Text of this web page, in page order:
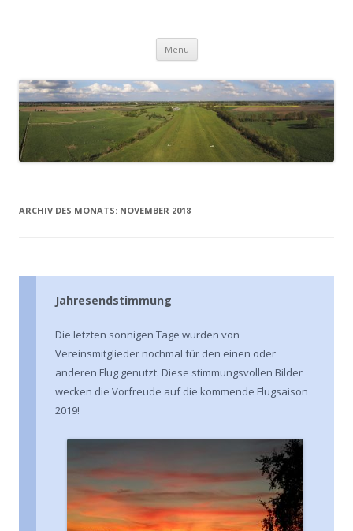
Menü
ARCHIV DES MONATS: NOVEMBER 2018
Jahresendstimmung
Die letzten sonnigen Tage wurden von
Vereinsmitglieder nochmal für den einen oder
anderen Flug genutzt. Diese stimmungsvollen Bilder
wecken die Vorfreude auf die kommende Flugsaison
2019!